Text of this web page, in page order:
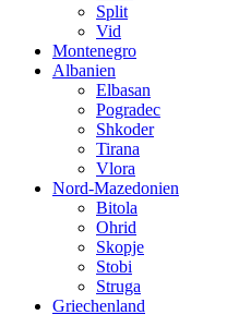
Split
Vid
Montenegro
Albanien
Elbasan
Pogradec
Shkoder
Tirana
Vlora
Nord-Mazedonien
Bitola
Ohrid
Skopje
Stobi
Struga
Griechenland